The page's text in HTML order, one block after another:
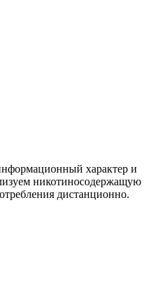
характер и
никотиносодержащую
дистанционно.